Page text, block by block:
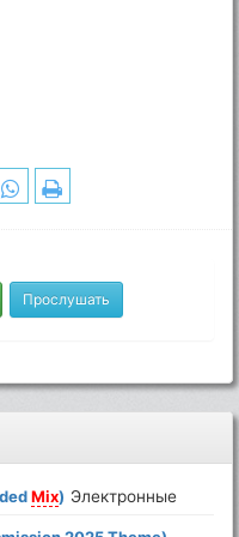
Прослушать
Mix) Электронные